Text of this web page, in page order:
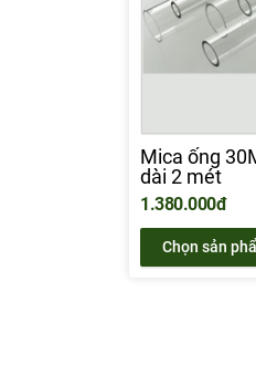
Mica ống
dài 2 mét
1.380.000đ
Chọn sản